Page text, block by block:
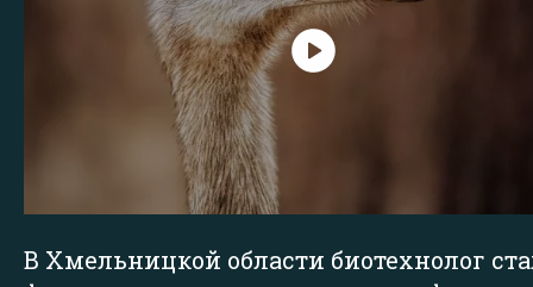
В Хмельницкой области биотехнолог